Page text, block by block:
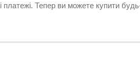
платежі. Тепер ви можете купити